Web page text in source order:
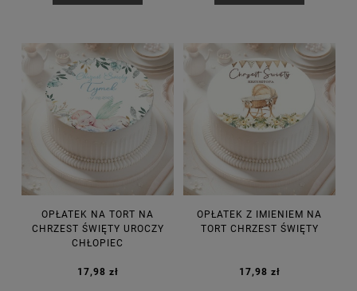
OPŁATEK NA TORT NA
CHRZEST ŚWIĘTY UROCZY
CHŁOPIEC
17,98 zł
OPŁATEK Z IMIENIEM NA
TORT CHRZEST ŚWIĘTY
17,98 zł